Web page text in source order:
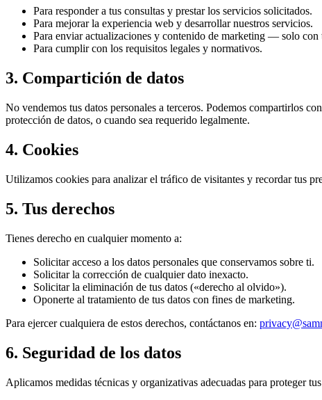
Para responder a tus consultas y prestar los servicios solicitados.
Para mejorar la experiencia web y desarrollar nuestros servicios.
Para enviar actualizaciones y contenido de marketing — solo con
Para cumplir con los requisitos legales y normativos.
3. Compartición de datos
No vendemos tus datos personales a terceros. Podemos compartirlos
protección de datos, o cuando sea requerido legalmente.
4. Cookies
Utilizamos cookies para analizar el tráfico de visitantes y recordar tus
5. Tus derechos
Tienes derecho en cualquier momento a:
Solicitar acceso a los datos personales que conservamos sobre ti.
Solicitar la corrección de cualquier dato inexacto.
Solicitar la eliminación de tus datos («derecho al olvido»).
Oponerte al tratamiento de tus datos con fines de marketing.
Para ejercer cualquiera de estos derechos, contáctanos en:
6. Seguridad de los datos
Aplicamos medidas técnicas y organizativas adecuadas para proteger